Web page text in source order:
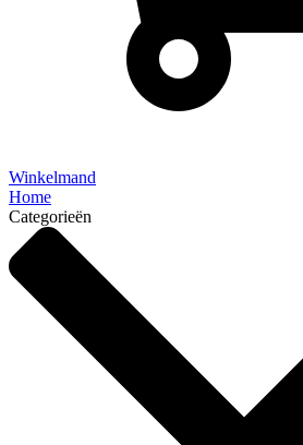
Winkelmand
Home
Categorieën